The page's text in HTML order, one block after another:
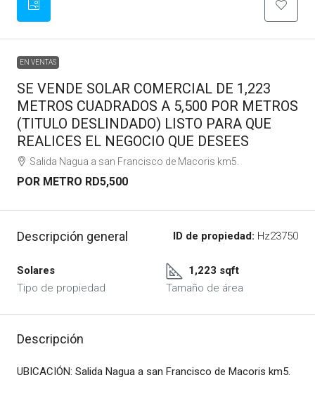
EN VENTAS
SE VENDE SOLAR COMERCIAL DE 1,223
METROS CUADRADOS A 5,500 POR METROS
(TITULO DESLINDADO) LISTO PARA QUE
REALICES EL NEGOCIO QUE DESEES
Salida Nagua a san Francisco de Macoris km5.
POR METRO RD5,500
Descripción general ID de propiedad: Hz23750
Solares
Tipo de propiedad
1,223 sqft
Tamaño de área
Descripción
UBICACIÓN: Salida Nagua a san Francisco de Macoris km5.